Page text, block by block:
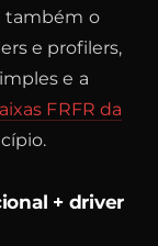
também o
e profilers,
e a
FRFR da
+ driver